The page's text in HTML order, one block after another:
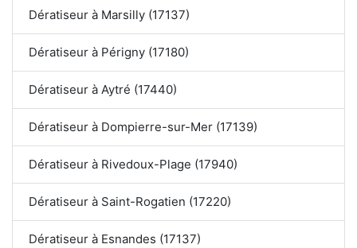
Dératiseur à Marsilly (17137)
Dératiseur à Périgny (17180)
Dératiseur à Aytré (17440)
Dératiseur à Dompierre-sur-Mer (17139)
Dératiseur à Rivedoux-Plage (17940)
Dératiseur à Saint-Rogatien (17220)
Dératiseur à Esnandes (17137)